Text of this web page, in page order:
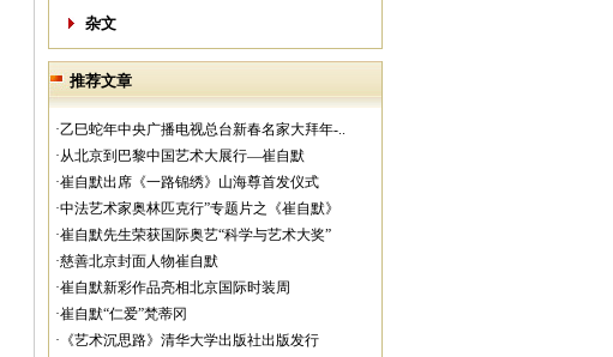
杂文
推荐文章
·乙巳蛇年中央广播电视总台新春名家大拜年-..
·从北京到巴黎中国艺术大展行—崔自默
·崔自默出席《一路锦绣》山海尊首发仪式
·中法艺术家奥林匹克行”专题片之《崔自默》
·崔自默先生荣获国际奥艺“科学与艺术大奖”
·慈善北京封面人物崔自默
·崔自默新彩作品亮相北京国际时装周
·崔自默“仁爱”梵蒂冈
·《艺术沉思路》清华大学出版社出版发行